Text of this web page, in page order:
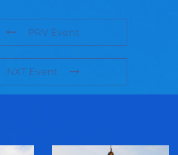
PRV Event
NXT Event